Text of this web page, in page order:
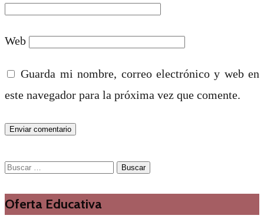
Web
Guarda mi nombre, correo electrónico y web en
este navegador para la próxima vez que comente.
Buscar:
Oferta Educativa